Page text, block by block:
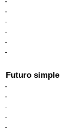
-
-
-
-
-
Futuro simple
-
-
-
-